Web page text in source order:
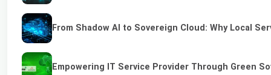
From Shadow AI to Sovereign Cloud: Why Local
Empowering IT Service Provider Through Green